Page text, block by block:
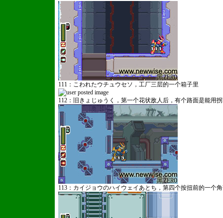
111：こわれたウチュウセソ，工厂三层的一个箱子里
112：旧きょじゅうく，第一个花状敌人后，有个路面是能用
113：カイジョウのハイウェイあとち，第四个按扭前的一个